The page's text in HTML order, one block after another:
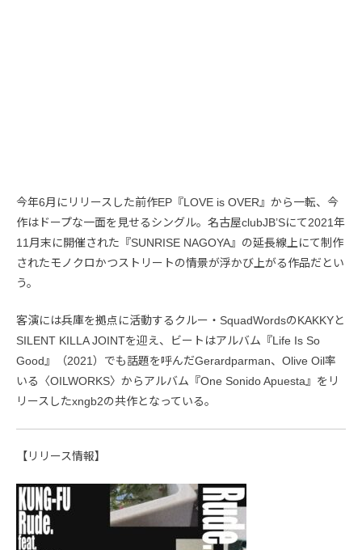
今年6月にリリースした前作EP『LOVE is OVER』から一転、今
作はドープな一面を見せるシングル。名古屋clubJB’Sにて2021年
11月末に開催された『SUNRISE NAGOYA』の延長線上にて制作
されたモノクロかつストリートの情景が浮かび上がる作品だとい
う。
客演には兵庫を拠点に活動するクルー・SquadWordsのKAKKYと
SILENT KILLA JOINTを迎え、ビートはアルバム『Life Is So
Good』（2021）でも話題を呼んだGerardparman、Olive Oil率
いる〈OILWORKS〉からアルバム『One Sonido Apuesta』をリ
リースしたxngb2の共作となっている。
【リリース情報】